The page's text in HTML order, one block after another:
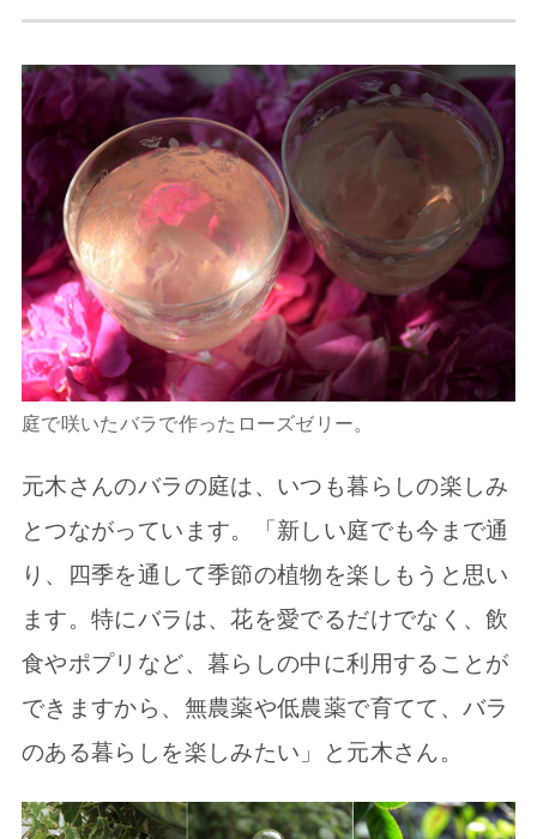
庭で咲いたバラで作ったローズゼリー。
元木さんのバラの庭は、いつも暮らしの楽しみ
とつながっています。「新しい庭でも今まで通
り、四季を通して季節の植物を楽しもうと思い
ます。特にバラは、花を愛でるだけでなく、飲
食やポプリなど、暮らしの中に利用することが
できますから、無農薬や低農薬で育てて、バラ
のある暮らしを楽しみたい」と元木さん。